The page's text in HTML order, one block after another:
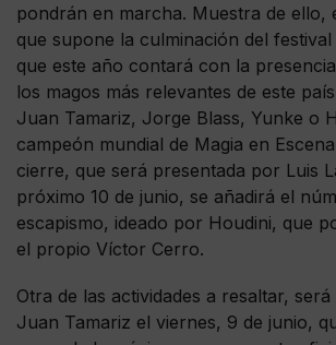
pondrán en marcha. Muestra de ello,
que supone la culminación del
que este año contará con la
los magos más relevantes de este
Juan Tamariz, Jorge Blass, Yunke o
campeón mundial de Magia en
cierre, que será presentada por Luis
próximo 10 de junio, se añadirá el
escapismo, ideado por Houdini, que
el propio Víctor Cerro.
Otra de las actividades a resaltar,
Juan Tamariz el viernes, 9 de junio,